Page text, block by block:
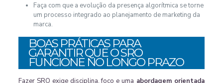
Faça com que a evolução da presença algorítmica se torne
um processo integrado ao planejamento de marketing da
marca.
BOAS PRÁTICAS PARA
GARANTIR QUE O SRO
FUNCIONE NO LONGO PRAZO
Fazer SRO exige disciplina, foco e uma abordagem orientada